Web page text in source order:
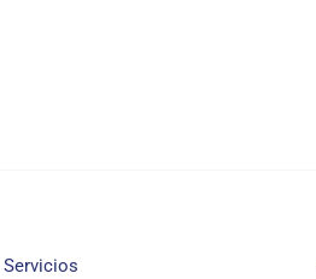
Servicios